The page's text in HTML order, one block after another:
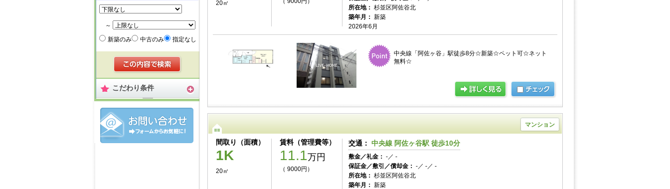
～
新築のみ
中古のみ 指定なし
こだわり条件
20㎡
所在地： 杉並区阿佐谷北
築年月： 新築
2026年6月
中央線「阿佐ヶ谷」駅徒歩8分☆新築☆ペット可☆ネット
無料☆
マンション
間取り（面積）
1K
20㎡
賃料（管理費等）
11.1万円
（ 9000円）
交通： 中央線 阿佐ヶ谷駅 徒歩10分
敷金／礼金： -／ -
保証金／敷引／償却金： -／ -／ -
所在地： 杉並区阿佐谷北
築年月： 新築